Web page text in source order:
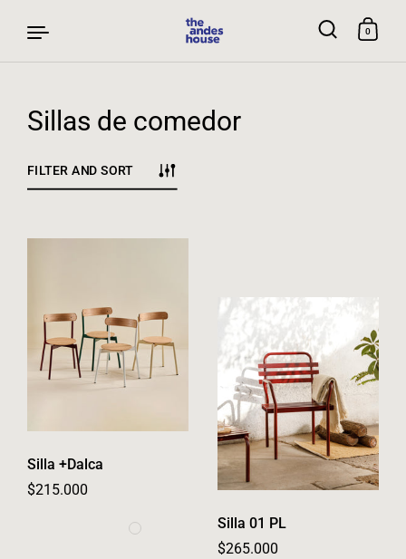
Skip to content
0
Sillas de comedor
FILTER AND SORT
Silla +Dalca
Regular price
$215.000
Silla 01 PL
Regular price
$265.000